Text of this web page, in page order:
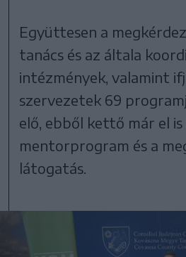
Együttesen a
tanács és az általa
intézmények, valamint
szervezetek 69
elő, ebből kettő már el
mentorprogram és a
látogatás.